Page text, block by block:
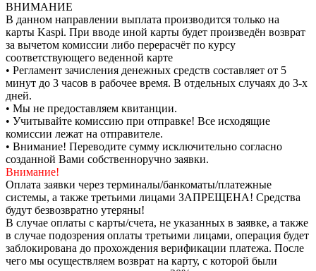
ВНИМАНИЕ
В данном направлении выплата производится только на
карты Kaspi. При вводе иной карты будет произведён возврат
за вычетом комиссии либо перерасчёт по курсу
соответствующего веденной карте
• Регламент зачисления денежных средств составляет от 5
минут до 3 часов в рабочее время. В отдельных случаях до 3-х
дней.
• Мы не предоставляем квитанции.
• Учитывайте комиссию при отправке! Все исходящие
комиссии лежат на отправителе.
• Внимание! Переводите сумму исключительно согласно
созданной Вами собственноручно заявки.
Внимание!
Оплата заявки через терминалы/банкоматы/платежные
системы, а также третьими лицами ЗАПРЕЩЕНА! Средства
будут безвозвратно утеряны!
В случае оплаты с карты/счета, не указанных в заявке, а также
в случае подозрения оплаты третьими лицами, операция будет
заблокирована до прохождения верификации платежа. После
чего мы осуществляем возврат на карту, с которой были